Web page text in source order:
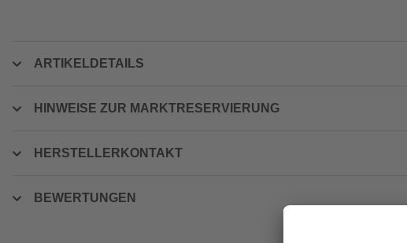
ARTIKELDETAILS
HINWEISE ZUR MARKTRESERVIERUNG
HERSTELLERKONTAKT
BEWERTUNGEN